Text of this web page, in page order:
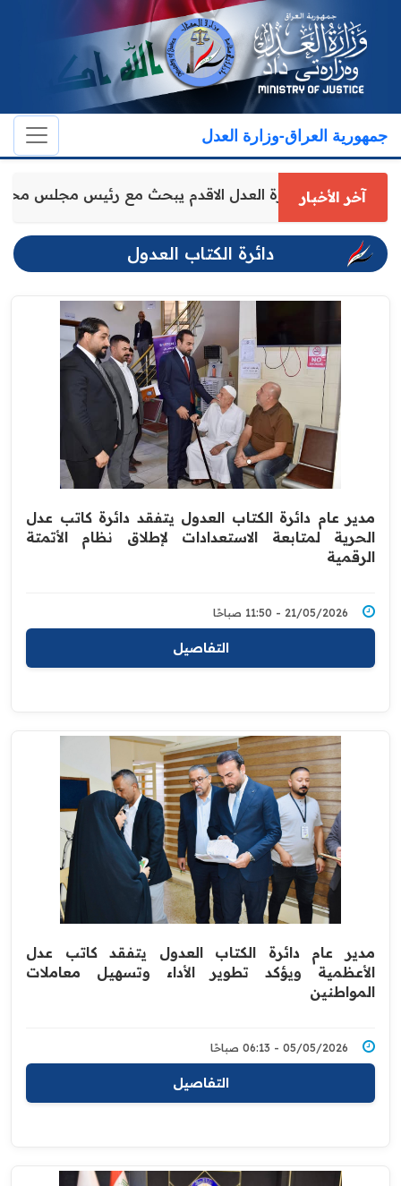
جمهورية العراق-وزارة العدل
آخر الأخباروكيل وزارة العدل الاقدم يبحث مع رئيس مجلس
دائرة الكتاب العدول
مدير عام دائرة الكتاب العدول يتفقد دائرة كاتب عدل
الحرية لمتابعة الاستعدادات لإطلاق نظام الأتمتة
الرقمية
21/05/2026 - 11:50 صباحًا
التفاصيل
مدير عام دائرة الكتاب العدول يتفقد كاتب عدل
الأعظمية ويؤكد تطوير الأداء وتسهيل معاملات
المواطنين
05/05/2026 - 06:13 صباحًا
التفاصيل